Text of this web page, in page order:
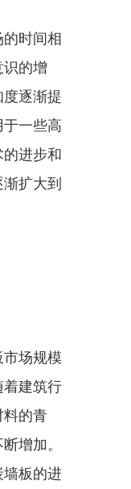
时间相
的增
逐渐提
一些高
进步和
扩大到
场规模
着建筑行
料的青
增加。
墙板的进